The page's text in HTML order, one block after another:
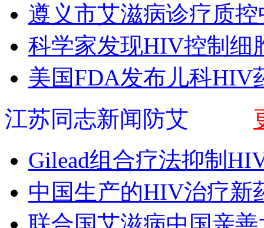
遵义市艾滋病诊疗质
科学家发现HIV控制细
美国FDA发布儿科HIV
江苏同志新闻防艾
Gilead组合疗法抑制
中国生产的HIV治疗新